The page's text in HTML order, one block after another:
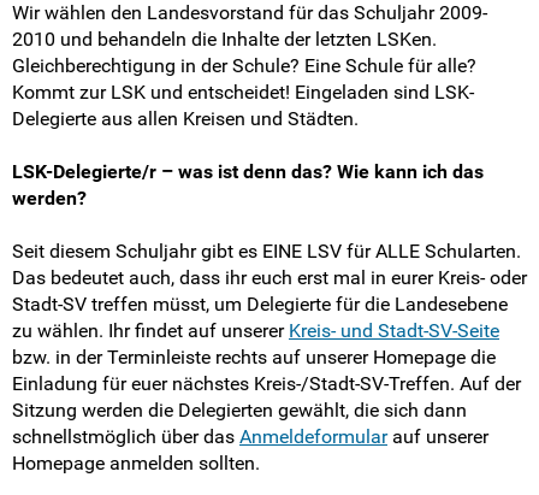
Der Vorstand
Arbeitsprogramm
Der Landesrat
Die Bundesebene
FSJ Politik in der LSV
LSV-Förderverein
Fotos
Wir wählen den Landesvorstand für das Schuljahr 2009-
2010 und behandeln die Inhalte der letzten LSKen.
Gleichberechtigung in der Schule? Eine Schule für alle?
Kommt zur LSK und entscheidet! Eingeladen sind LSK-
Delegierte aus allen Kreisen und Städten.
LSK-Delegierte/r – was ist denn das? Wie kann ich das
werden?
Seit diesem Schuljahr gibt es EINE LSV für ALLE Schularten.
Das bedeutet auch, dass ihr euch erst mal in eurer Kreis- oder
Stadt-SV treffen müsst, um Delegierte für die Landesebene
zu wählen. Ihr findet auf unserer Kreis- und Stadt-SV-Seite
bzw. in der Terminleiste rechts auf unserer Homepage die
Einladung für euer nächstes Kreis-/Stadt-SV-Treffen. Auf der
Sitzung werden die Delegierten gewählt, die sich dann
schnellstmöglich über das Anmeldeformularauf unserer
Homepage anmelden sollten.